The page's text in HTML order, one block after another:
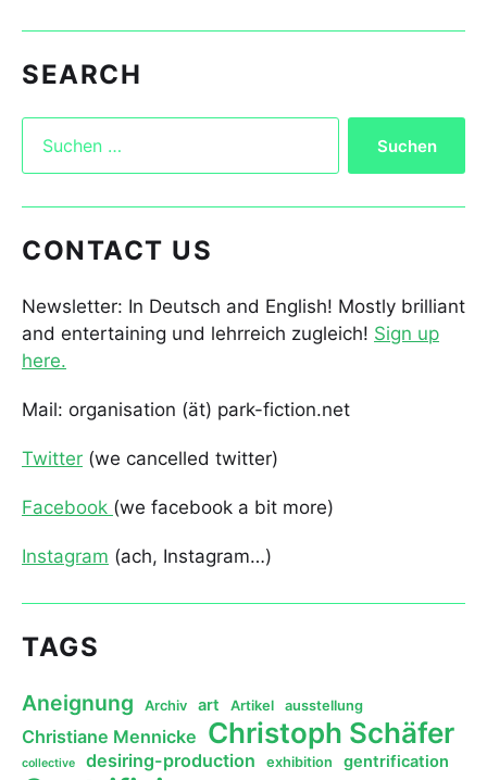
SEARCH
CONTACT US
Newsletter: In Deutsch and English! Mostly brilliant
and entertaining und lehrreich zugleich! Sign up
here.
Mail: organisation (ät) park-fiction.net
Twitter (we cancelled twitter)
Facebook (we facebook a bit more)
Instagram (ach, Instagram…)
TAGS
Aneignung Archiv art Artikel ausstellung
Christiane Mennicke Christoph Schäfer
collective desiring-production exhibition gentrification